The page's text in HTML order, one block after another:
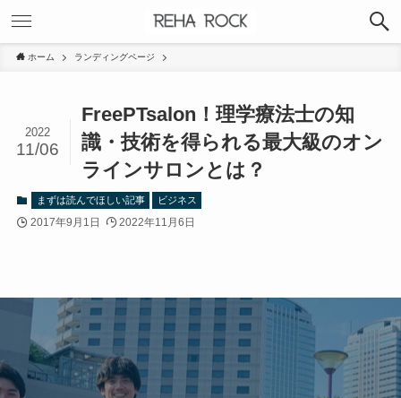
ホーム ランディングページ
FreePTsalon！理学療法士の知
識・技術を得られる最大級のオン
ラインサロンとは？
2022
11/06
まずは読んでほしい記事 ビジネス
2017年9月1日 2022年11月6日